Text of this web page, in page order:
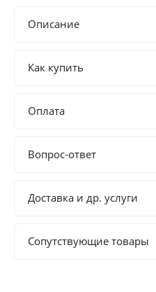
Описание
Как купить
Оплата
Вопрос-ответ
Доставка и др. услуги
Сопутствующие товары